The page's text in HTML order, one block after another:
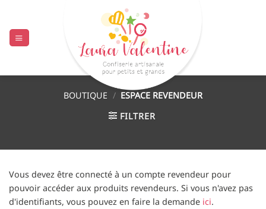
contenu
BOUTIQUE / ESPACE REVENDEUR
FILTRER
Vous devez être connecté à un compte revendeur pour
pouvoir accéder aux produits revendeurs. Si vous n'avez pas
d'identifiants, vous pouvez en faire la demande ici.